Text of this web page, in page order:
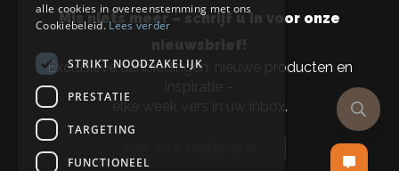
Mis niets meer – schrijf u in voor onze
nieuwsbrief!
Exclusieve aanbiedingen, nieuwe producten en
inspiratie –
elke week vers in uw inbox.
alle cookies in overeenstemming met ons
Cookiebeleid.Lees verder
STRIKT NOODZAKELIJK
PRESTATIE
TARGETING
FUNCTIONEEL